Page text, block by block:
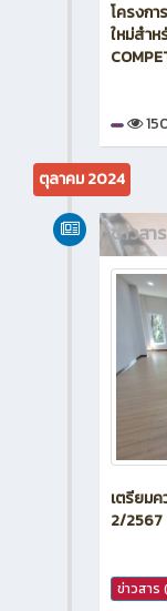
โครงก
ใหม่สำ
ตุลาคม 2024
ข่าวสาร
เตรียม
2/2567
ข่าวสาร